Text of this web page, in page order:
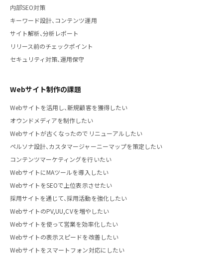
内部SEO対策
キーワード設計、コンテンツ運用
サイト解析、分析レポート
リリース前のチェックポイント
セキュリティ対策、運用保守
Webサイト制作の課題
Webサイトを活用し、新規顧客を獲得したい
オウンドメディアを制作したい
Webサイトが古くなったのでリニューアルしたい
ペルソナ設計、カスタマージャーニーマップを策定したい
コンテンツマーケティングを行いたい
WebサイトにMAツールを導入したい
WebサイトをSEOで上位表示させたい
採用サイトを通じて、採用活動を強化したい
WebサイトのPV,UU,CVを増やしたい
Webサイトを使って営業を効率化したい
Webサイトの表示スピードを改善したい
Webサイトをスマートフォン対応にしたい